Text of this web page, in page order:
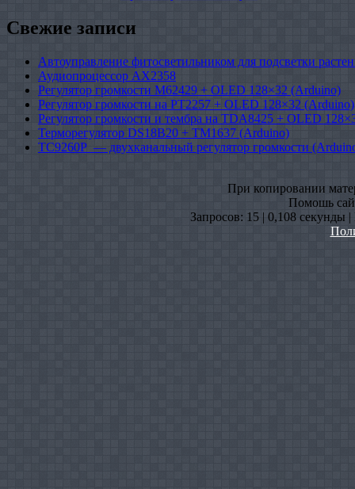
Свежие записи
Автоуправление фитосветильником для подсветки
Аудиопроцессор AX2358
Регулятор громкости M62429 + OLED 128×32 (Arduino)
Регулятор громкости на PT2257 + OLED 128×32 (Arduino)
Регулятор громкости и тембра на TDA8425 + OLED
Терморегулятор DS18B20 + TM1637 (Arduino)
TC9260P — двухканальный регулятор громкости
При копировании
Помошь
Запросов: 15 | 0,108 секунды